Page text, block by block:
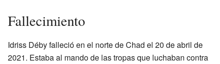
Fallecimiento
Idriss Déby falleció en el norte de Chad el 20 de abril de
2021. Estaba al mando de las tropas que luchaban contra